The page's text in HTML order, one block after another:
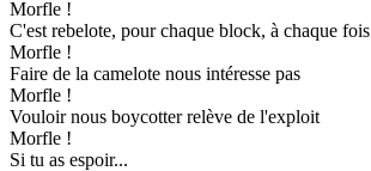
Morfle !
C'est rebelote, pour chaque block, à chaque fois
Morfle !
Faire de la camelote nous intéresse pas
Morfle !
Vouloir nous boycotter relève de l'exploit
Morfle !
Si tu as espoir...